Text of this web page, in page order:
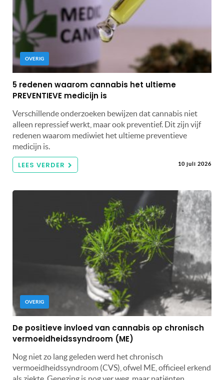
OVERIG
5 redenen waarom cannabis het ultieme
PREVENTIEVE medicijn is
Verschillende onderzoeken bewijzen dat cannabis niet
alleen repressief werkt, maar ook preventief. Dit zijn vijf
redenen waarom mediwiet het ultieme preventieve
medicijn is.
LEES VERDER 10 juli 2026
OVERIG
De positieve invloed van cannabis op chronisch
vermoeidheidssyndroom (ME)
Nog niet zo lang geleden werd het chronisch
vermoeidheidssyndroom (CVS), ofwel ME, officieel erkend